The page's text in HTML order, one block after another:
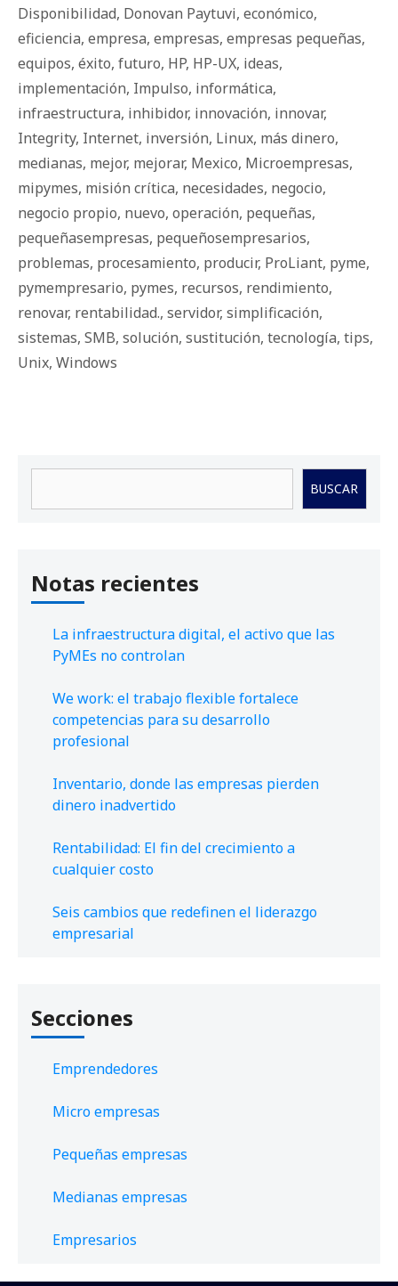
Disponibilidad, Donovan Paytuvi, económico,
eficiencia, empresa, empresas, empresas pequeñas,
equipos, éxito, futuro, HP, HP-UX, ideas,
implementación, Impulso, informática,
infraestructura, inhibidor, innovación, innovar,
Integrity, Internet, inversión, Linux, más dinero,
medianas, mejor, mejorar, Mexico, Microempresas,
mipymes, misión crítica, necesidades, negocio,
negocio propio, nuevo, operación, pequeñas,
pequeñasempresas, pequeñosempresarios,
problemas, procesamiento, producir, ProLiant, pyme,
pymempresario, pymes, recursos, rendimiento,
renovar, rentabilidad., servidor, simplificación,
sistemas, SMB, solución, sustitución, tecnología, tips,
Unix, Windows
BUSCAR
Notas recientes
La infraestructura digital, el activo que las
PyMEs no controlan
We work: el trabajo flexible fortalece
competencias para su desarrollo
profesional
Inventario, donde las empresas pierden
dinero inadvertido
Rentabilidad: El fin del crecimiento a
cualquier costo
Seis cambios que redefinen el liderazgo
empresarial
Secciones
Emprendedores
Micro empresas
Pequeñas empresas
Medianas empresas
Empresarios